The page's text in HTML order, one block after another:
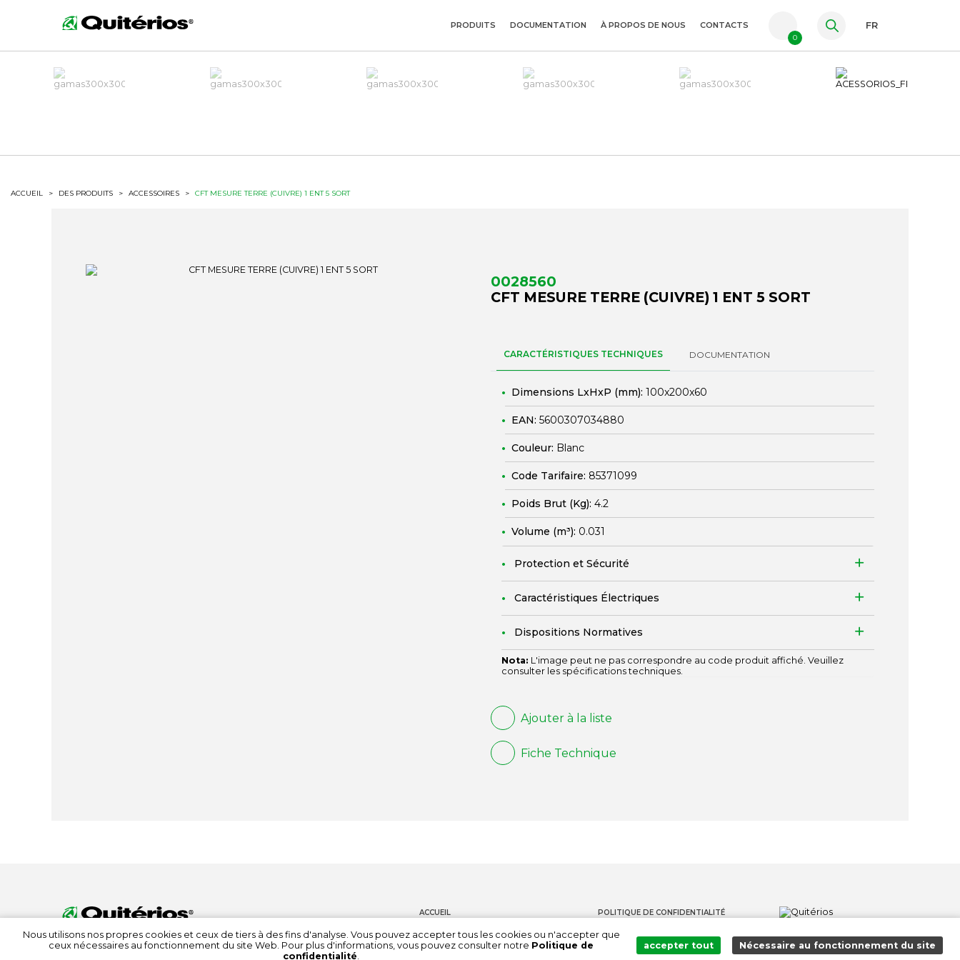
ES
PRODUITS DOCUMENTATION À PROPOS DE NOUS CONTACTS
0
FR
ACCUEIL > DES PRODUITS > ACCESSOIRES > CFT MESURE TERRE (CUIVRE) 1 ENT 5 SORT
0028560
CFT MESURE TERRE (CUIVRE) 1 ENT 5 SORT
CARACTÉRISTIQUES TECHNIQUES DOCUMENTATION
Dimensions LxHxP (mm): 100x200x60
EAN: 5600307034880
Couleur: Blanc
Code Tarifaire: 85371099
Poids Brut (Kg): 4.2
Volume (m³): 0.031
Protection et Sécurité
Caractéristiques Électriques
Dispositions Normatives
Nota: L'image peut ne pas correspondre au code produit affiché. Veuillez
consulter les spécifications techniques.
Ajouter à la liste
Fiche Technique
ACCUEIL
DOCUMENTATION
POLITIQUE DE CONFIDENTIALITÉ
CHAÎNE DES LANCEURS D'ALERTE
Nous utilisons nos propres cookies et ceux de tiers à des fins d'analyse. Vous pouvez accepter tous les cookies ou n'accepter que
ceux nécessaires au fonctionnement du site Web. Pour plus d'informations, vous pouvez consulter notre Politique de
confidentialité.
accepter tout Nécessaire au fonctionnement du site